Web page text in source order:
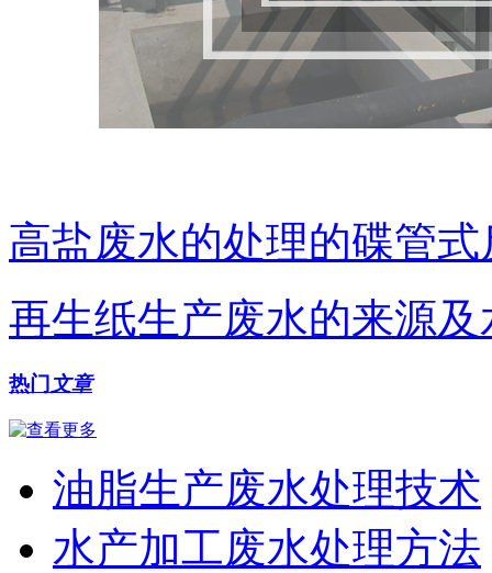
高盐废水的处理的碟管
再生纸生产废水的来源
热门 文章
油脂生产废水处理技术
水产加工废水处理方法